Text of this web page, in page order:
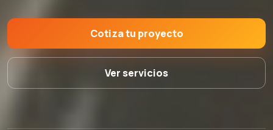
Cotiza tu proyecto
Ver servicios